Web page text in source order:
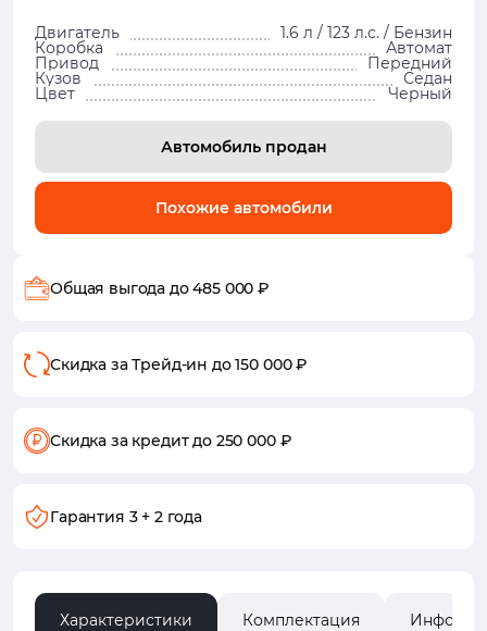
Двигатель 1.6 л / 123 л.с. / Бензин
Коробка Автомат
Привод Передний
Кузов Седан
Цвет Черный
Автомобиль продан
Похожие автомобили
Общая выгода до 485 000 ₽
Скидка за Трейд-ин до 150 000 ₽
Скидка за кредитдо 250 000 ₽
Гарантия 3 + 2 года
Характеристики Комплектация